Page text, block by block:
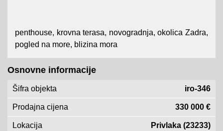
penthouse, krovna terasa, novogradnja, okolica Zadra,
pogled na more, blizina mora
Osnovne informacije
Šifra objekta iro-346
Prodajna cijena 330 000 €
Lokacija Privlaka (23233)